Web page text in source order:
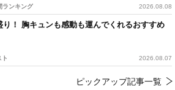
ランキング 2026.08.08
り！ 胸キュンも感動も運んでくれるおすすめ
2026.08.07
ピックアップ記事一覧